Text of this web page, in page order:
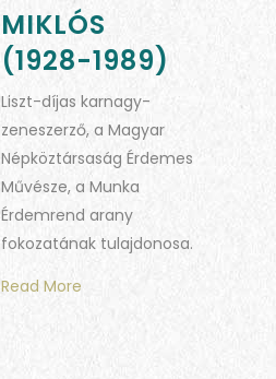
MIKLÓS
(1928-1989)
Liszt-díjas karnagy-
zeneszerző, a Magyar
Népköztársaság Érdemes
Művésze, a Munka
Érdemrend arany
fokozatának tulajdonosa.
Read More